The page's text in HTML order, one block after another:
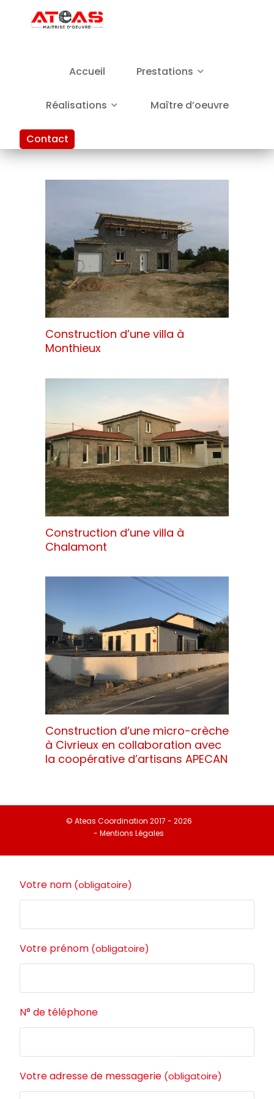
Accueil Prestations
Réalisations Maître d’oeuvre
Contact
Construction d’une villa à
Monthieux
Construction d’une villa à
Chalamont
Construction d’une micro-crèche
à Civrieux en collaboration avec
la coopérative d’artisans APECAN
© Ateas Coordination 2017 - 2026
- Mentions Légales
Votre nom (obligatoire)
Votre prénom (obligatoire)
N° de téléphone
Votre adresse de messagerie (obligatoire)